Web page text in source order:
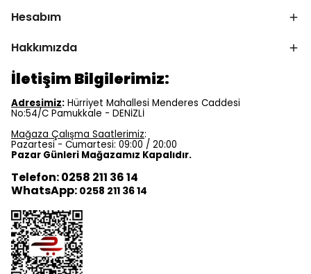
Hesabım
Hakkımızda
İletişim Bilgilerimiz:
Adresimiz: Hürriyet Mahallesi Menderes Caddesi
No:54/C Pamukkale - DENİZLİ
Mağaza Çalışma Saatlerimiz:
Pazartesi - Cumartesi: 09:00 / 20:00
Pazar Günleri Mağazamız Kapalıdır.
Telefon: 0258 211 36 14
WhatsApp: 0258 211 36 14